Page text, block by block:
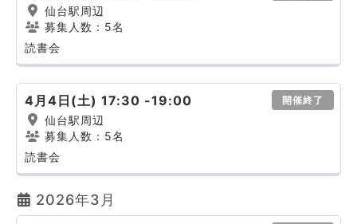
仙台駅周辺
募集人数：5名
読書会
4月4日(土) 17:30 -19:00 開催終了
仙台駅周辺
募集人数：5名
読書会
2026年3月